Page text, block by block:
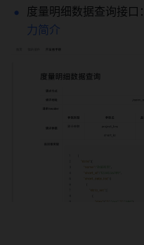
度量明细数据查询接口：
力简介